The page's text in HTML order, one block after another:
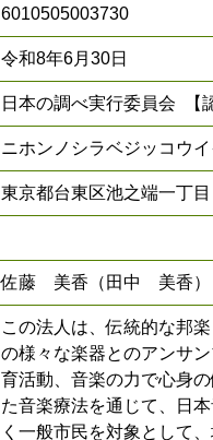
6010505003730
令和8年6月30日
日本の調べ実行委員会 【
ニホンノシラベジッコウイ
東京都台東区池之端一丁
佐藤 美香（田中 美香）
この法人は、伝統的な邦
の様々な楽器とのアンサ
育活動、音楽の力で心身
た音楽療法を通じて、日
く一般市民を対象として